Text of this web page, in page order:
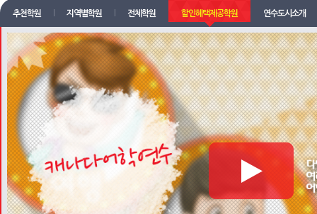
추천학원 지역별학원 전체학원 할인혜택제공학원 연수도시소개